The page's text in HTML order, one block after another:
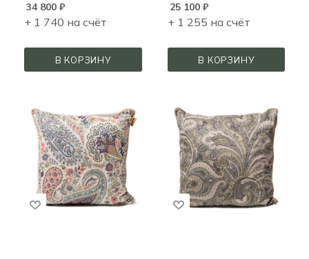
34 800 ₽
+ 1 740 на счёт
В КОРЗИНУ
25 100₽
+ 1 255 на счёт
В КОРЗИНУ